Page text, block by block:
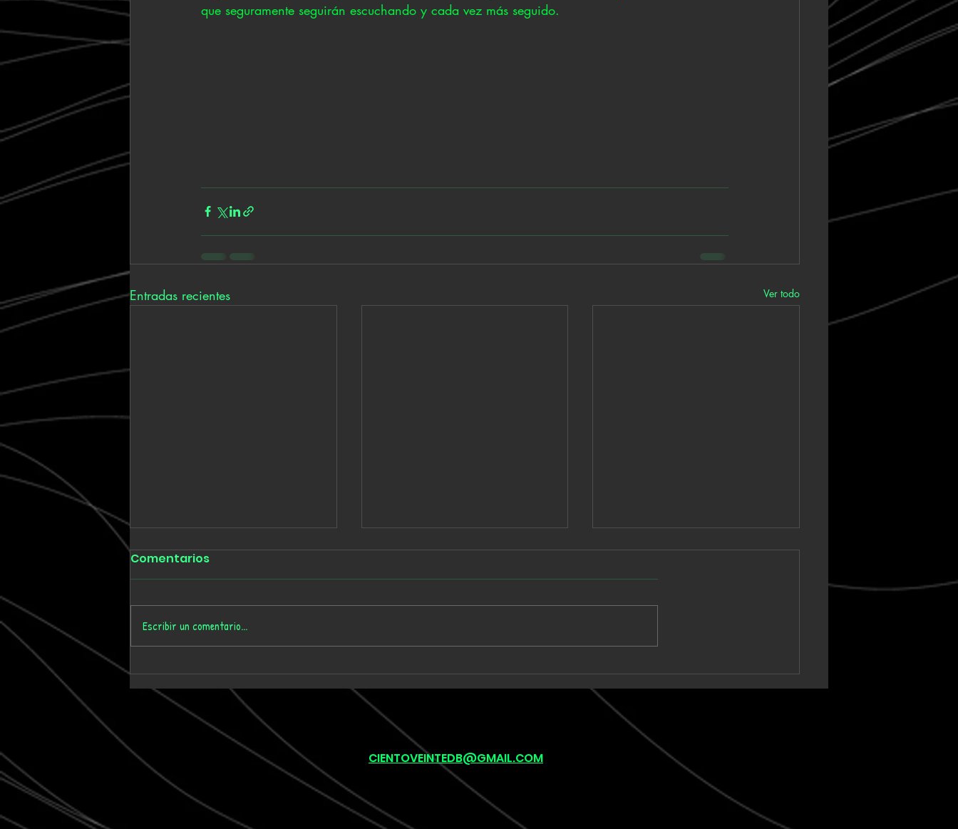
que seguramente seguirán escuchando y cada vez más seguido.
Entradas recientes Ver todo
Tmygn convierte
dieciséis años de
memoria personal en el
álbum 'Where Time Goes'
Babe Rainbow extiende
una suite de seis minutos
en “Acid and Honey”
Unknown Vagabond
lleva un sintetizador
onírico hacia un clímax
post-rock en “Warm Tide
(left blank)”
Comentarios
Escribir un comentario...
CIENTOVEINTEDB@GMAIL.COM